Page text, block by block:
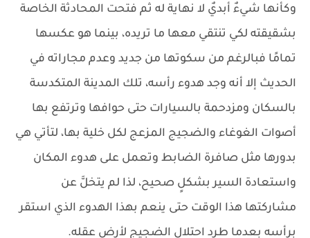
وكأنها شيءٌ أبديٌ لا نهاية له ثم فتحت المحادثة الخاصة
بشقيقته لكي تنتقي معها ما تريده، بينما هو عكسها
تمامًا فبالرغم من سكوتها من جديد وعدم مجاراته في
الحديث إلا أنه وجد هدوء رأسه، تلك المدينة المتكدسة
بالسكان ومزدحمة بالسيارات حتى حوافها وترتفع بها
أصوات الغوغاء والضجيج المزعج لكل خلية بها، لتأتي هي
بدورها مثل صافرة الضابط وتعمل على هدوء المكان
واستعادة السير بشكلٍ صحيح، لذا لم يتخلَّ عن
مشاركتها هذا الوقت حتى ينعم بهذا الهدوء الذي استقر
برأسه بعدما طرد احتلال الضجيج لأرض عقله.